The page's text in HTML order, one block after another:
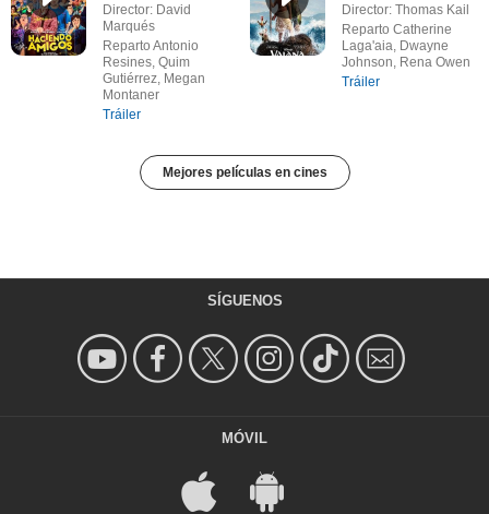
Director: David
Marqués
Reparto Antonio
Resines, Quim
Gutiérrez, Megan
Montaner
Tráiler
Director: Thomas Kail
Reparto Catherine
Laga'aia, Dwayne
Johnson, Rena Owen
Tráiler
Mejores películas en cines
SÍGUENOS
MÓVIL